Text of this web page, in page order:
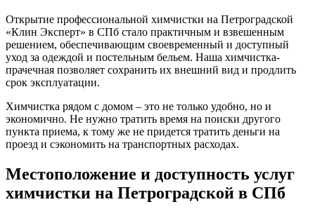
Открытие профессиональной химчистки на Петроградской
«Клин Эксперт» в СПб стало практичным и взвешенным
решением, обеспечивающим своевременный и доступный
уход за одеждой и постельным бельем. Наша химчистка-
прачечная позволяет сохранить их внешний вид и продлить
срок эксплуатации.
Химчистка рядом с домом – это не только удобно, но и
экономично. Не нужно тратить время на поиски другого
пункта приема, к тому же не придется тратить деньги на
проезд и сэкономить на транспортных расходах.
Местоположение и доступность услуг
химчистки на Петроградской в СПб